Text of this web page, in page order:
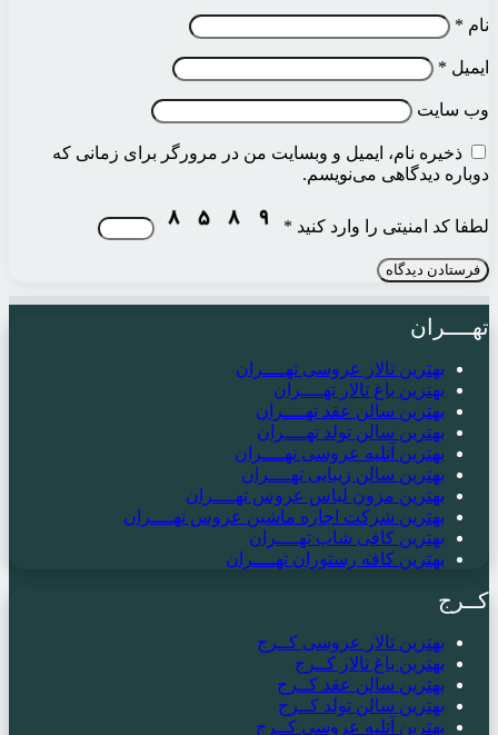
نام *
ایمیل *
وب‌ سایت
ذخیره نام، ایمیل و وبسایت من در مرورگر برای زمانی که
دوباره دیدگاهی می‌نویسم.
لطفا کد امنیتی را وارد کنید *
تهــــران
بهترین تالار عروسی تهــــران
بهترین باغ تالار تهــــران
بهترین سالن عقد تهــــران
بهترین سالن تولد تهــــران
بهترین آتلیه عروسی تهــــران
بهترین سالن زیبایی تهــــران
بهترین مزون لباس عروس تهــــران
بهترین شرکت اجاره ماشین عروس تهــــران
بهترین کافی شاپ تهــــران
بهترین کافه رستوران تهــــران
کــرج
بهترین تالار عروسی کــرج
بهترین باغ تالار کــرج
بهترین سالن عقد کــرج
بهترین سالن تولد کــرج
بهترین آتلیه عروسی کــرج